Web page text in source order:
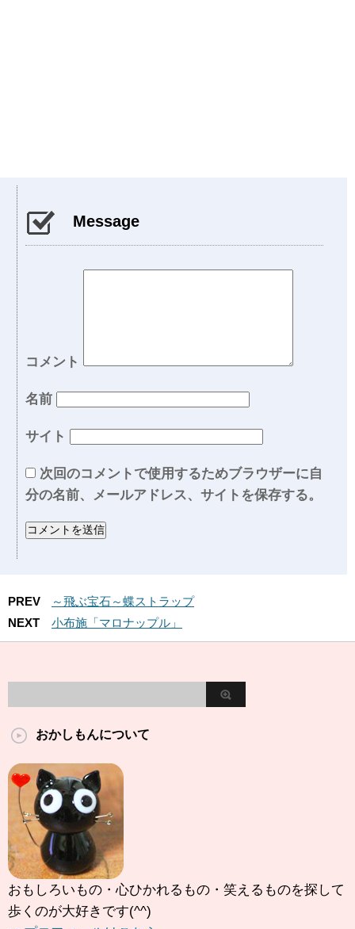
Message
コメント
名前
サイト
次回のコメントで使用するためブラウザーに自
分の名前、メールアドレス、サイトを保存する。
PREV
～飛ぶ宝石～蝶ストラップ
NEXT
小布施「マロナップル」
おかしもんについて
おもしろいもの・心ひかれるもの・笑えるものを探して
歩くのが大好きです(^^)